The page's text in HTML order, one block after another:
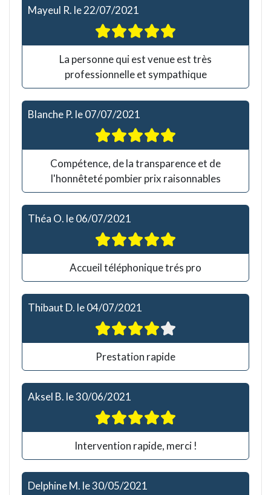
Mayeul R. le22/07/2021
La personne qui est venue est très
professionnelle et sympathique
Blanche P. le07/07/2021
Compétence, de la transparence et de
l'honnêteté pombier prix raisonnables
Théa O. le06/07/2021
Accueil téléphonique trés pro
Thibaut D. le04/07/2021
Prestation rapide
Aksel B. le30/06/2021
Intervention rapide, merci !
Delphine M. le30/05/2021